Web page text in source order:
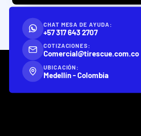
CHAT MESA DE AYUDA:
+57 317 643 2707
COTIZACIONES:
Comercial@tirescue.com.co
UBICACIÓN:
Medellín - Colombia